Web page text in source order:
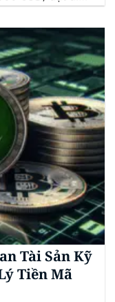
Tài Sản Kỹ
Tiền Mã